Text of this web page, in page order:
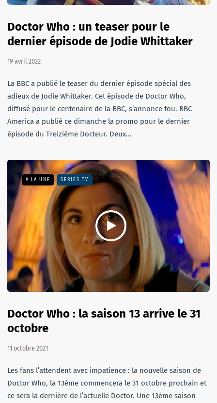
Doctor Who : un teaser pour le
dernier épisode de Jodie Whittaker
19 avril 2022
La BBC a publié le teaser du dernier épisode spécial des
adieux de Jodie Whittaker. Cet épisode de Doctor Who,
diffusé pour le centenaire de la BBC, s’annonce fou. BBC
America a publié ce dimanche la promo pour le dernier
épisode du Treizième Docteur. Deux…
A LA UNE SÉRIES TV
Doctor Who : la saison 13 arrive le 31
octobre
11 octobre 2021
Les fans l’attendent avec impatience : la nouvelle saison de
Doctor Who, la 13ème commencera le 31 octobre prochain et
ce sera la dernière de l’actuelle Doctor. Une 13ème saison